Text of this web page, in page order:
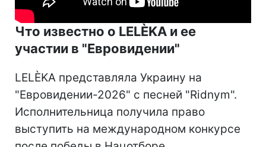
Что известно о LELÈKA и ее
участии в "Евровидении"
LELÈKA представляла Украину на
"Евровидении-2026" с песней "Ridnym".
Исполнительница получила право
выступить на международном конкурсе